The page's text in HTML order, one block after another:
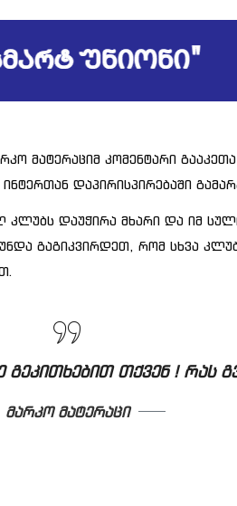
მატერაციმ კომენტარი
დაპირისპირებაში
დაუჭირა მხარი და იმ
გაგიკვირდეთ, რომ სხვა
თქვენ ! რას
მარკო მატერაცი